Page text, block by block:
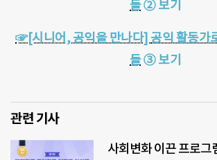
들② 보기
☞[시니어, 공익을 만나다] 공익 활동가
들③ 보기
관련 기사
사회변화 이끈 프로